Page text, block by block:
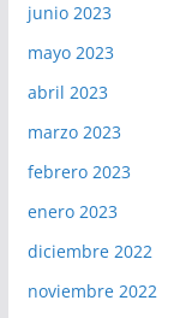
junio 2023
mayo 2023
abril 2023
marzo 2023
febrero 2023
enero 2023
diciembre 2022
noviembre 2022